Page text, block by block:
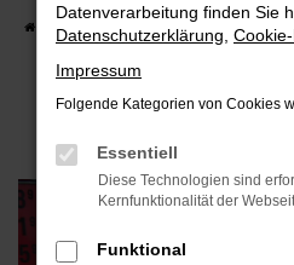
Startseite Werkstatt und Service
Datenverarbeitung finden Sie
Datenschutzerklärung
Impressum
Folgende Kategorien von Cookies
Essentiell
Diese Technologien sind
Kernfunktionalität der
Funktional